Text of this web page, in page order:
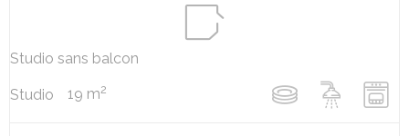
Studio sans balcon
Studio 19 m2